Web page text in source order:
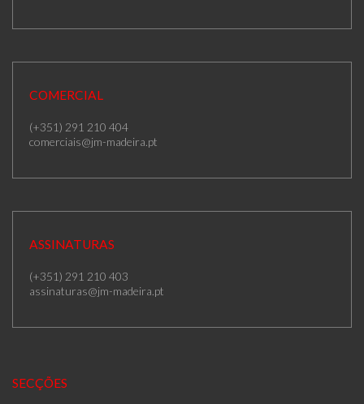
COMERCIAL
(+351) 291 210 404
comerciais@jm-madeira.pt
ASSINATURAS
(+351) 291 210 403
assinaturas@jm-madeira.pt
SECÇÕES